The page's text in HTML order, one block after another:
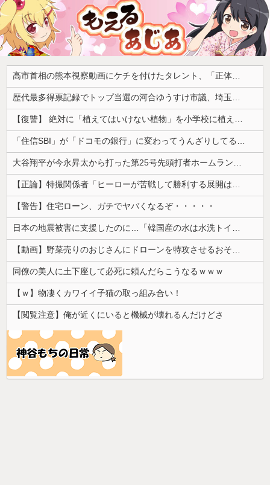
高市首相の熊本視察動画にケチを付けたタレント、「正体バレバレよな」と黒電話の呼び方であっさりと……
歴代最多得票記録でトップ当選の河合ゆうすけ市議、埼玉知事選（来年８月）に立候補表明！「埼玉県の外国人問題を解決するには、知事選で保守の政治家が立ち上がるしかない」保守一本化を訴え
【復讐】 絶対に「植えてはいけない植物」を小学校に植えた→20年経って見に行くと…「！？」衝撃の光景が・・・
「住信SBI」が「ドコモの銀行」に変わってうんざりしてるやつｗｗｗｗｗｗｗ
大谷翔平が今永昇太から打った第25号先頭打者ホームランに全米騒然！←「トモダチから打つのが好きだね」（海外の反応）
【正論】特撮関係者「ヒーローが苦戦して勝利する展開はいらない。それで特撮は凋落した」
【警告】住宅ローン、ガチでヤバくなるぞ・・・・・
日本の地震被害に支援したのに…「韓国産の水は水洗トイレに」
【動画】野菜売りのおじさんにドローンを特攻させるおそロシア。
同僚の美人に土下座して必死に頼んだらこうなるｗｗｗ
【ｗ】物凄くカワイイ子猫の取っ組み合い！
【閲覧注意】俺が近くにいると機械が壊れるんだけどさ